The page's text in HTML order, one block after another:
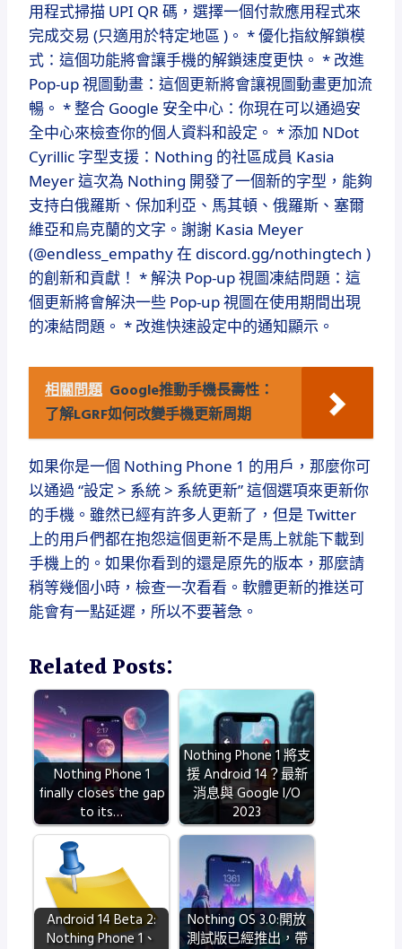
用程式掃描 UPI QR 碼，選擇一個付款應用程式來
完成交易 (只適用於特定地區 )。 * 優化指紋解鎖模
式：這個功能將會讓手機的解鎖速度更快。 * 改進
Pop-up 視圖動畫：這個更新將會讓視圖動畫更加流
暢。 * 整合 Google 安全中心：你現在可以通過安
全中心來檢查你的個人資料和設定。 * 添加 NDot
Cyrillic 字型支援：Nothing 的社區成員 Kasia
Meyer 這次為 Nothing 開發了一個新的字型，能夠
支持白俄羅斯、保加利亞、馬其頓、俄羅斯、塞爾
維亞和烏克蘭的文字。謝謝 Kasia Meyer
(@endless_empathy 在 discord.gg/nothingtech )
的創新和貢獻！ * 解決 Pop-up 視圖凍結問題：這
個更新將會解決一些 Pop-up 視圖在使用期間出現
的凍結問題。 * 改進快速設定中的通知顯示。
相關問題 Google推動手機長壽性：
了解LGRF如何改變手機更新周期
如果你是一個 Nothing Phone 1 的用戶，那麼你可
以通過 “設定 > 系統 > 系統更新” 這個選項來更新你
的手機。雖然已經有許多人更新了，但是 Twitter
上的用戶們都在抱怨這個更新不是馬上就能下載到
手機上的。如果你看到的還是原先的版本，那麼請
稍等幾個小時，檢查一次看看。軟體更新的推送可
能會有一點延遲，所以不要著急。
Related Posts:
Nothing Phone 1
finally closes the gap
to its…
Nothing Phone 1 將支
援 Android 14？最新
消息與 Google I/O
2023
Android 14 Beta 2:
Nothing Phone 1、
Nothing OS 3.0:開放
測試版已經推出，帶